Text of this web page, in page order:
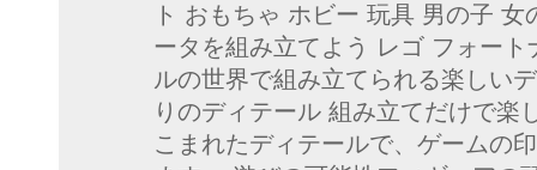
ト おもちゃ ホビー 玩具 男の子
ータを組み立てよう レゴ フォー
ルの世界で組み立てられる楽しい
りのディテール 組み立てだけで楽
こまれたディテールで、ゲームの